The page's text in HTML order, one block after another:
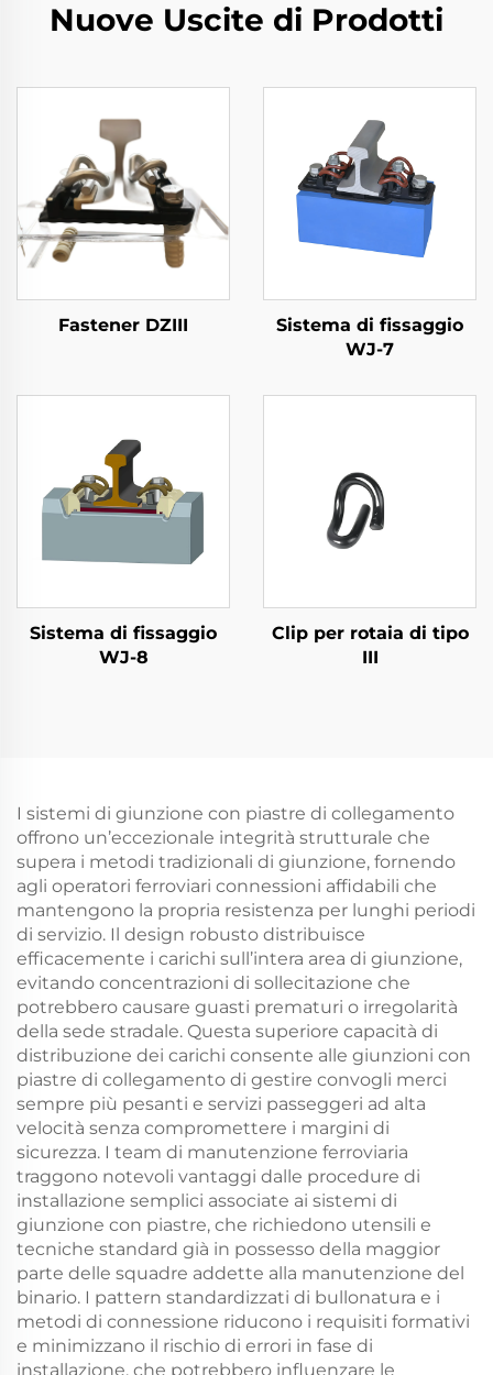
Nuove Uscite di Prodotti
Fastener DZIII
Sistema di fissaggio
WJ-7
Sistema di fissaggio
WJ-8
Clip per rotaia di tipo
III
I sistemi di giunzione con piastre di collegamento
offrono un’eccezionale integrità strutturale che
supera i metodi tradizionali di giunzione, fornendo
agli operatori ferroviari connessioni affidabili che
mantengono la propria resistenza per lunghi periodi
di servizio. Il design robusto distribuisce
efficacemente i carichi sull’intera area di giunzione,
evitando concentrazioni di sollecitazione che
potrebbero causare guasti prematuri o irregolarità
della sede stradale. Questa superiore capacità di
distribuzione dei carichi consente alle giunzioni con
piastre di collegamento di gestire convogli merci
sempre più pesanti e servizi passeggeri ad alta
velocità senza compromettere i margini di
sicurezza. I team di manutenzione ferroviaria
traggono notevoli vantaggi dalle procedure di
installazione semplici associate ai sistemi di
giunzione con piastre, che richiedono utensili e
tecniche standard già in possesso della maggior
parte delle squadre addette alla manutenzione del
binario. I pattern standardizzati di bullonatura e i
metodi di connessione riducono i requisiti formativi
e minimizzano il rischio di errori in fase di
installazione, che potrebbero influenzare le